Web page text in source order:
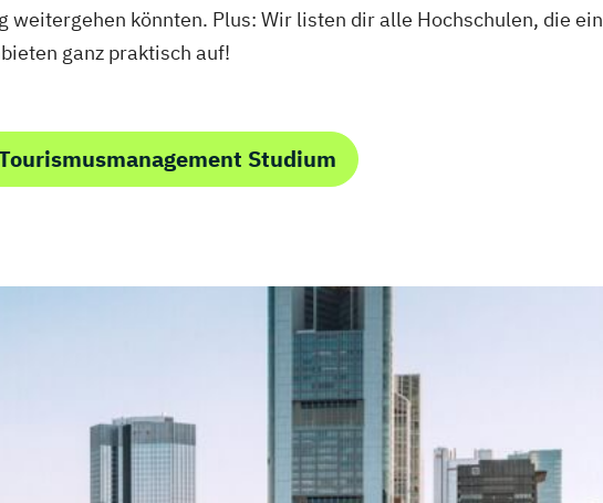
könnten. Plus: Wir listen dir alle Hochschulen, die ein
ganz praktisch auf!
Studium